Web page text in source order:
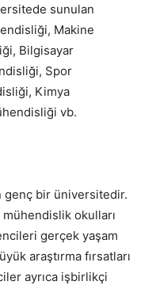
sunulan
Makine
Bilgisayar
Spor
Kimya
vb.
genç bir üniversitedir.
mühendislik okulları
gerçek yaşam
araştırma fırsatları
ayrıca işbirlikçi